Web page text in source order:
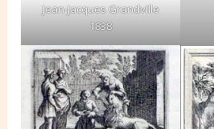
Jean-Jacques Grandville
1838